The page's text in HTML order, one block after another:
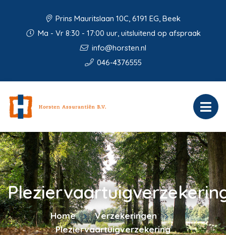
Prins Mauritslaan 10C, 6191 EG, Beek
Ma - Vr 8:30 - 17:00 uur, uitsluitend op afspraak
info@horsten.nl
046-4376555
Home
Verzekeringen
Pleziervaartuigverzekering